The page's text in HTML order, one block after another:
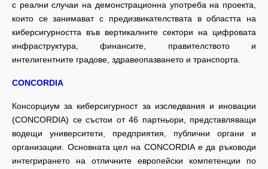
с реални случаи на демонстрационна употреба на проекта,
които се занимават с предизвикателствата в областта на
киберсигурността във вертикалните сектори на цифровата
инфраструктура, финансите, правителството и
интелигентните градове, здравеопазването и транспорта.
CONCORDIA
Консорциум за киберсигурност за изследвания и иновации
(CONCORDIA) се състои от 46 партньори, представляващи
водещи университети, предприятия, публични органи и
организации. Основната цел на CONCORDIA е да ръководи
интегрирането на отличните европейски компетенции по